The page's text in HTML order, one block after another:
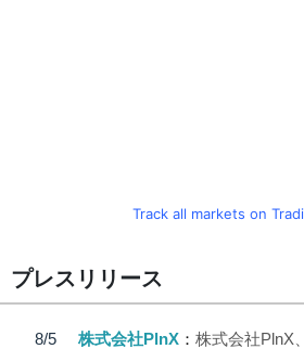
Track all markets on
プレスリリース
8/5
株式会社PlnX
株式会社PlnX